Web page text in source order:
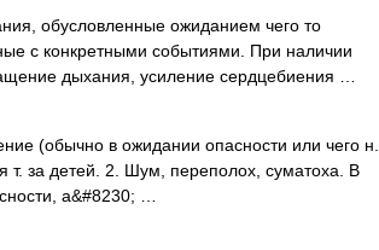
обусловленные ожиданием чего то
с конкретными событиями. При наличии
дыхания, усиление сердцебиения …
(обычно в ожидании опасности или чего н.
т. за детей. 2. Шум, переполох, суматоха. В
а&#8230; …